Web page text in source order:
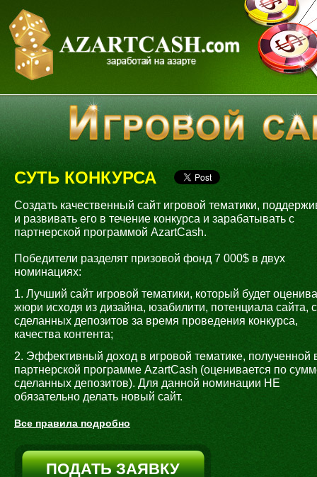
СУТЬ КОНКУРСА
Создать качественный сайт игровой тематики,
и развивать его в течение конкурса и зарабатывать с
партнерской программой AzartCash.
Победители разделят призовой фонд 7 000$ в двух
номинациях:
1. Лучший сайт игровой тематики, который будет
жюри исходя из дизайна, юзабилити, потенциала сайта,
сделанных депозитов за время проведения конкурса,
качества контента;
2. Эффективный доход в игровой тематике, полученной
партнерской программе AzartCash (оценивается по
сделанных депозитов). Для данной номинации НЕ
обязательно делать новый сайт.
Все правила подробно
ПОДАТЬ ЗАЯВКУ